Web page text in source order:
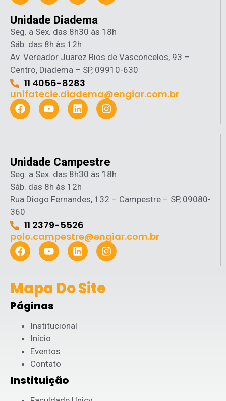
Unidade Diadema
Seg. a Sex. das 8h30 às 18h
Sáb. das 8h às 12h
Av. Vereador Juarez Rios de Vasconcelos, 93 –
Centro, Diadema – SP, 09910-630
11 4056-8283
unifatecie.diadema@engiar.com.br
Unidade Campestre
Seg. a Sex. das 8h30 às 18h
Sáb. das 8h às 12h
Rua Diogo Fernandes, 132 – Campestre – SP, 09080-
360
11 2379-5526
polo.campestre@engiar.com.br
Mapa Do Site
Páginas
Institucional
Início
Eventos
Contato
Instituição